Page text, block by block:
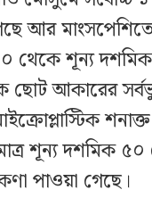
আর
থেকে শূন্য দশমিক
ছোট আকারের
শূন্য দশমিক
পাওয়া গেছে।